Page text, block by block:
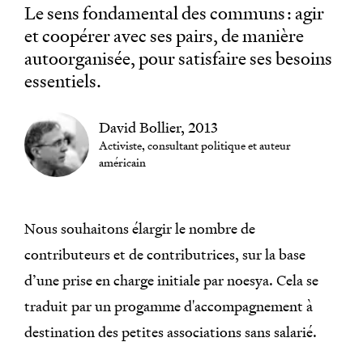
Carrousel 0
Le sens fondamental des communs : agir
et coopérer avec ses pairs, de manière
autoorganisée, pour satisfaire ses besoins
essentiels.
David Bollier, 2013
Activiste, consultant politique et auteur
américain
Nous souhaitons élargir le nombre de
contributeurs et de contributrices, sur la base
d’une prise en charge initiale par noesya. Cela se
traduit par un progamme d'accompagnement à
destination des petites associations sans salarié.